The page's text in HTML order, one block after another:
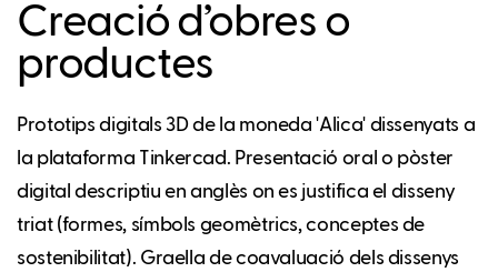
Creació d’obres o
productes
Prototips digitals 3D de la moneda 'Alica' dissenyats a
la plataforma Tinkercad. Presentació oral o pòster
digital descriptiu en anglès on es justifica el disseny
triat (formes, símbols geomètrics, conceptes de
sostenibilitat). Graella de coavaluació dels dissenys